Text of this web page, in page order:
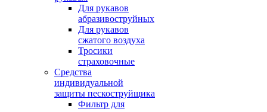
Для рукавов
абразивоструйных
Для рукавов
сжатого воздуха
Тросики
страховочные
Средства
индивидуальной
защиты пескоструйщика
Фильтр для